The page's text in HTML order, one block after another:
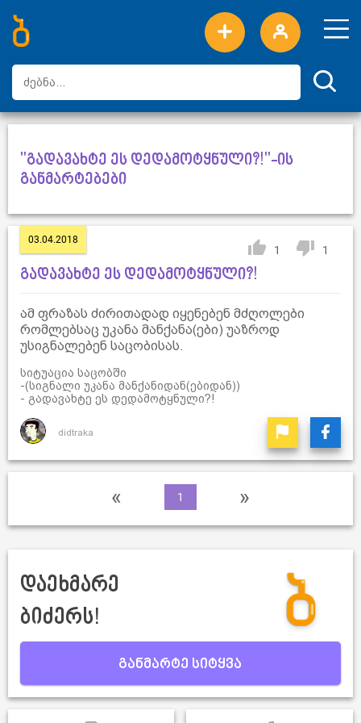
ახალი სიტყვები
ტოპ სიტყვები
დღის ტოპ სიტყვები
ტოპ მომხმარებლები
"გადავახტე ეს დედამოტყნული?!"-ის
განმარტებები
03.04.2018
1 1
გადავახტე ეს დედამოტყნული?!
ამ ფრაზას ძირითადად იყენებენ მძღოლები
რომლებსაც უკანა მანქანა(ები) უაზროდ
უსიგნალებენ საცობისას.
სიტუაცია საცობში
-(სიგნალი უკანა მანქანიდან(ებიდან))
- გადავახტე ეს დედამოტყნული?!
didtraka
« 1 »
დაეხმარე
ბიძერს!
განმარტე სიტყვა